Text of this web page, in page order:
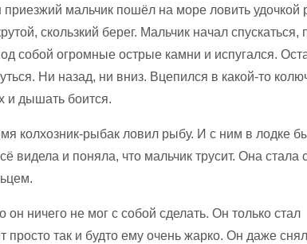
мальчик пошёл на море ловить удочкой
скользкий берег. Мальчик начал спускаться,
собой огромные острые камни и испугался.
Ни назад, ни вниз. Вцепился в какой-то
и дышать боится.
колхозник-рыбак ловил рыбу. И с ним в лодке
видела и поняла, что мальчик трусит. Она стала
ничего не мог с собой сделать. Он только стал
просто так и будто ему очень жарко. Он даже